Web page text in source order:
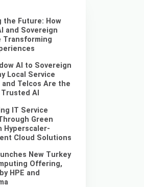
the Future: How
and Sovereign
Transforming
AI to Sovereign
Local Service
and Telcos Are the
AI
IT Service
Green
Hyperscaler-
Cloud Solutions
New Turkey
Offering,
HPE and